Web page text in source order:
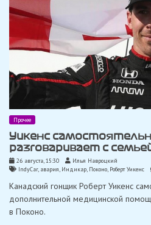
Прочее
Уикенс
разговаривает с
26 августа, 15:30
Илья Навроцкий
IndyCar, авария, Индикар, Поконо, Роберт Уикенс
Канадский гонщик Роберт Уикенс
дополнительной медицинской
в Поконо.